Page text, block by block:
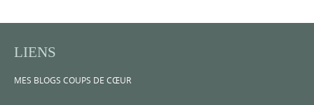
LIENS
MES BLOGS COUPS DE CŒUR